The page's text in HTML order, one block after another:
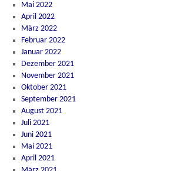
Mai 2022
April 2022
März 2022
Februar 2022
Januar 2022
Dezember 2021
November 2021
Oktober 2021
September 2021
August 2021
Juli 2021
Juni 2021
Mai 2021
April 2021